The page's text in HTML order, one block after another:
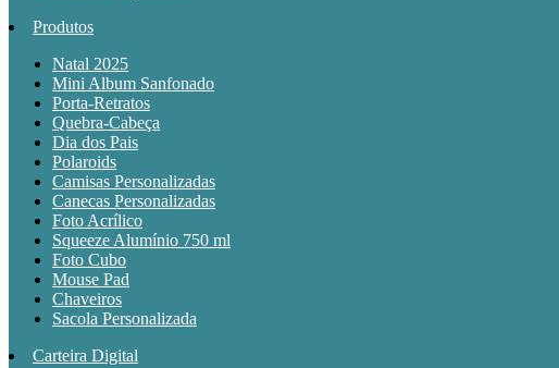
Produtos
Natal 2025
Mini Album Sanfonado
Porta-Retratos
Quebra-Cabeça
Dia dos Pais
Polaroids
Camisas Personalizadas
Canecas Personalizadas
Foto Acrílico
Squeeze Alumínio 750 ml
Foto Cubo
Mouse Pad
Chaveiros
Sacola Personalizada
Carteira Digital